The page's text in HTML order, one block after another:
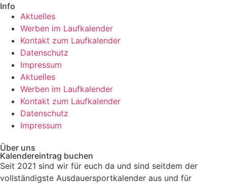
Info
Aktuelles
Werben im Laufkalender
Kontakt zum Laufkalender
Datenschutz
Impressum
Aktuelles
Werben im Laufkalender
Kontakt zum Laufkalender
Datenschutz
Impressum
Über uns
Kalendereintrag buchen
Seit 2021 sind wir für euch da und sind seitdem der
vollständigste Ausdauersportkalender aus und für